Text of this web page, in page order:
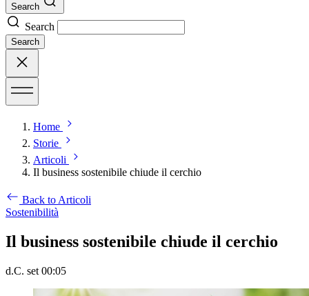
Search
Search
Search
Home
Storie
Articoli
Il business sostenibile chiude il cerchio
Back to Articoli
Sostenibilità
Il business sostenibile chiude il cerchio
d.C. set 00:05